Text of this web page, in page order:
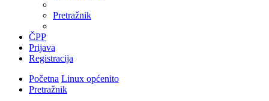
Pretražnik
ČPP
Prijava
Registracija
Početna Linux općenito
Pretražnik